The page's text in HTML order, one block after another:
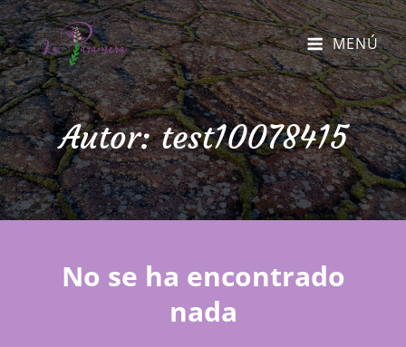
MENÚ
Autor:test10078415
No se ha encontrado
nada